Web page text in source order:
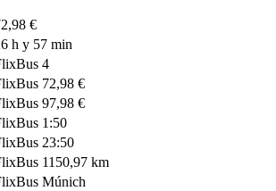
€
h y 57 min
4
72,98 €
97,98 €
1:50
23:50
1150,97 km
Múnich